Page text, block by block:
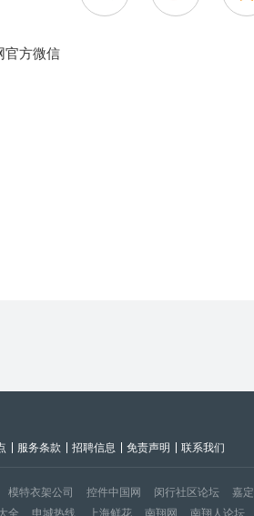
官方微信
服务条款 招聘信息 免责声明 联系我们
模特衣架公司 控件中国网 闵行社区论坛
嘉
全 申城热线 上海鲜花 南翔网 南翔人论坛